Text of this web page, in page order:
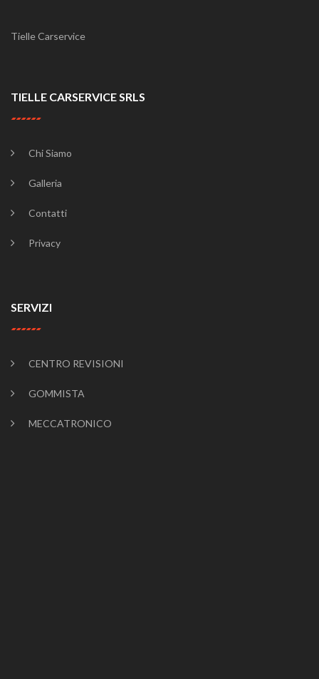
Tielle Carservice
TIELLE CARSERVICE SRLS
Chi Siamo
Galleria
Contatti
Privacy
SERVIZI
CENTRO REVISIONI
GOMMISTA
MECCATRONICO